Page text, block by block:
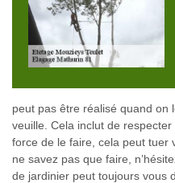
peut pas être réalisé quand on
veuille. Cela inclut de
force de le faire, cela peut tuer
ne savez pas que faire,
de jardinier peut toujours vous